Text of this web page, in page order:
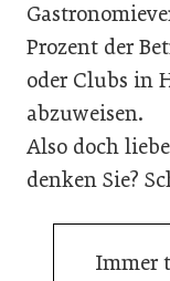
Prozent der
oder Clubs in
abzuweisen.
Also doch
denken Sie?
Immer